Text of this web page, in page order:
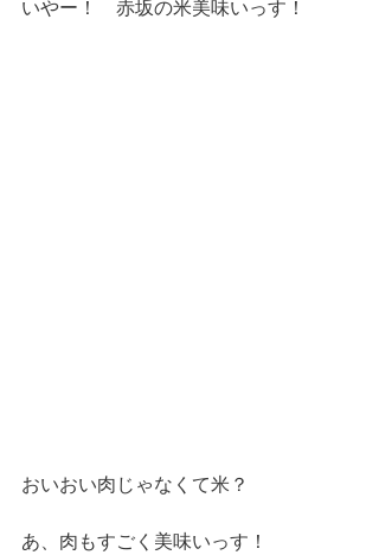
いやー！　赤坂の米美味いっす！
おいおい肉じゃなくて米？
あ、肉もすごく美味いっす！